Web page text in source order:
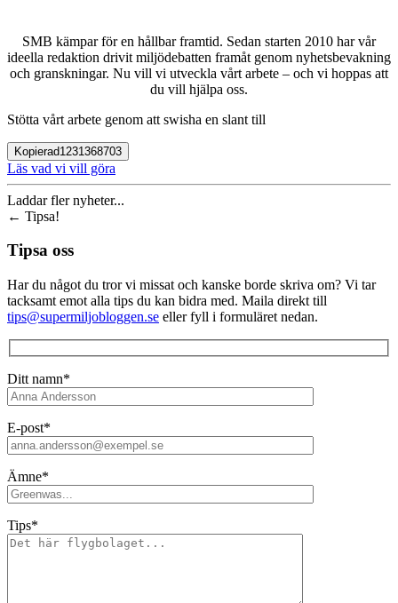
SMB kämpar för en hållbar framtid. Sedan starten 2010 har vår
ideella redaktion drivit miljödebatten framåt genom nyhetsbevakning
och granskningar. Nu vill vi utveckla vårt arbete – och vi hoppas att
du vill hjälpa oss.
Stötta vårt arbete genom att swisha en slant till
Kopierad1231368703
Läs vad vi vill göra
Laddar fler nyheter...
← Tipsa!
Tipsa oss
Har du något du tror vi missat och kanske borde skriva om? Vi tar
tacksamt emot alla tips du kan bidra med. Maila direkt till
tips@supermiljobloggen.se eller fyll i formuläret nedan.
Ditt namn*
E-post*
Ämne*
Tips*